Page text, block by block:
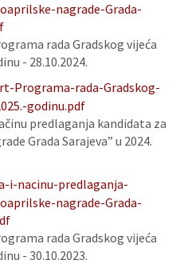
nagrade-Grada-
rada Gradskog vijeća
- 28.10.2024.
Programa-rada-Gradskog-
godinu.pdf
predlaganja kandidata za
Grada Sarajeva” u 2024.
i-nacinu-predlaganja-
nagrade-Grada-
rada Gradskog vijeća
- 30.10.2023.